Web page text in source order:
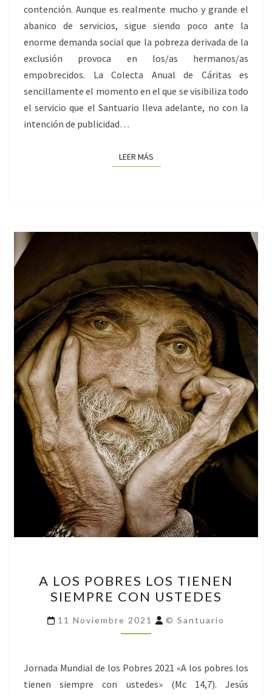
contención. Aunque es realmente mucho y grande el
abanico de servicios, sigue siendo poco ante la
enorme demanda social que la pobreza derivada de la
exclusión provoca en los/as hermanos/as
empobrecidos. La Colecta Anual de Cáritas es
sencillamente el momento en el que se visibiliza todo
el servicio que el Santuario lleva adelante, no con la
intención de publicidad…
LEER MÁSLEER MÁS
LOS
POBRES
LOS
TIENEN
CON
USTEDES
A LOS POBRES LOS TIENEN
SIEMPRE CON USTEDES
11 Noviembre 2021 © Santuario
Jornada Mundial de los Pobres 2021 «A los pobres los
tienen siempre con ustedes» (Mc 14,7). Jesús